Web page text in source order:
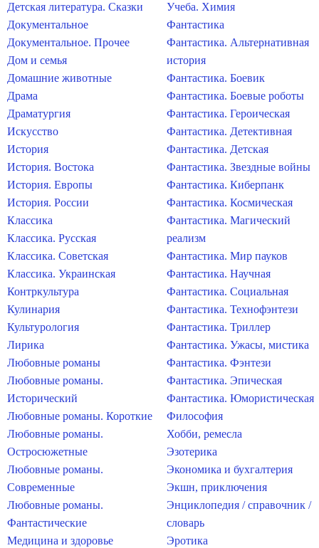
Детская литература. Сказки
Документальное
Документальное. Прочее
Дом и семья
Домашние животные
Драма
Драматургия
Искусство
История
История. Востока
История. Европы
История. России
Классика
Классика. Русская
Классика. Советская
Классика. Украинская
Контркультура
Кулинария
Культурология
Лирика
Любовные романы
Любовные романы.
Исторический
Любовные романы. Короткие
Любовные романы.
Остросюжетные
Любовные романы.
Современные
Любовные романы.
Фантастические
Медицина и здоровье
Учеба. Химия
Фантастика
Фантастика. Альтернативная
история
Фантастика. Боевик
Фантастика. Боевые роботы
Фантастика. Героическая
Фантастика. Детективная
Фантастика. Детская
Фантастика. Звездные войны
Фантастика. Киберпанк
Фантастика. Космическая
Фантастика. Магический
реализм
Фантастика. Мир пауков
Фантастика. Научная
Фантастика. Социальная
Фантастика. Технофэнтези
Фантастика. Триллер
Фантастика. Ужасы, мистика
Фантастика. Фэнтези
Фантастика. Эпическая
Фантастика. Юмористическая
Философия
Хобби, ремесла
Эзотерика
Экономика и бухгалтерия
Экшн, приключения
Энциклопедия / справочник /
словарь
Эротика